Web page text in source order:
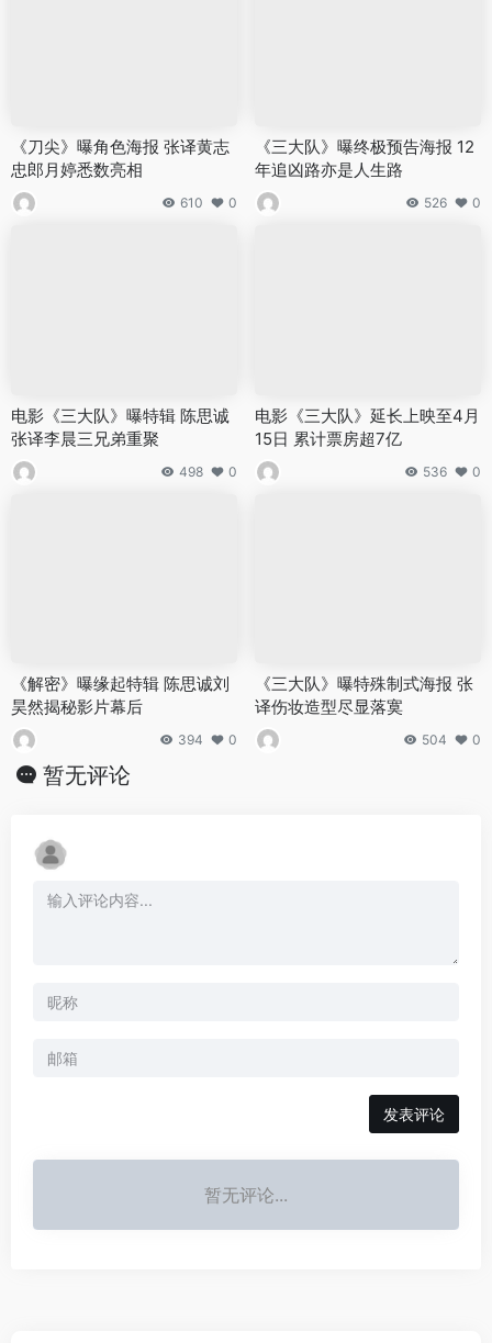
《刀尖》曝角色海报 张译黄志
忠郎月婷悉数亮相
610 0
《三大队》曝终极预告海报 12
年追凶路亦是人生路
526 0
电影《三大队》曝特辑 陈思诚
张译李晨三兄弟重聚
498 0
电影《三大队》延长上映至4月
15日 累计票房超7亿
536 0
《解密》曝缘起特辑 陈思诚刘
昊然揭秘影片幕后
394 0
《三大队》曝特殊制式海报 张
译伤妆造型尽显落寞
504 0
暂无评论
发表评论
暂无评论...